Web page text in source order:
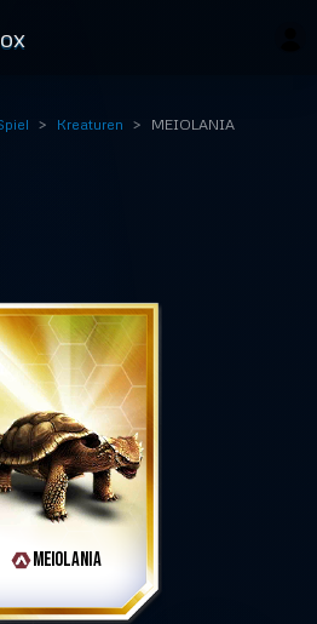
Kreaturen MEIOLANIA
MEIOLANIA